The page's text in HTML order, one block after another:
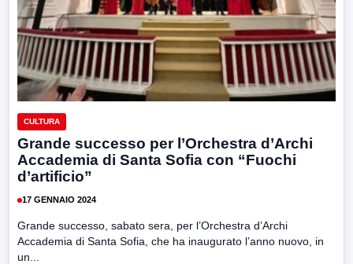
CULTURA
Grande successo per l’Orchestra d’Archi
Accademia di Santa Sofia con “Fuochi
d’artificio”
17 GENNAIO 2024
Grande successo, sabato sera, per l’Orchestra d’Archi
Accademia di Santa Sofia, che ha inaugurato l’anno nuovo, in
un...